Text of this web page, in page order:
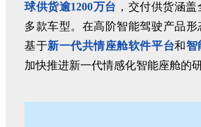
球供货逾1200万台 ，交付供货涵
多款车型。在高阶智能驾驶产品形
基于新一代共情座舱软件平台和智
加快推进新一代情感化智能座舱的